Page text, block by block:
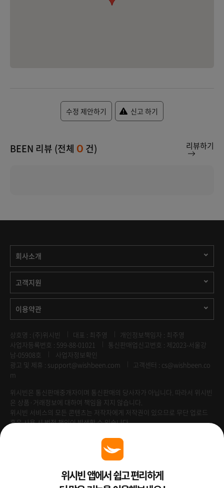
수정 제안하기 신고 하기
BEEN 리뷰 (전체 0 건) 리뷰하기
회사소개
고객지원
이용약관
상호명 : (주)위시빈 대표 : 최주영
개인정보책임자 : 최주영
사업자등록번호 : 599-88-01021
통신판매업신고번호 : 제2023-서울강
남-05908호
사업자정보확인
광고 및 제휴 : support@wishbeen.com
고객센터 : cs@wishbeen.co
m
위시빈은 통신판매중개자이며 통신판매의 당사자가 아닙니다. 따라서 위시빈
은 상품·거래정보에 대하여 책임을 지지 않습니다.
위시빈 서비스의 모든 콘텐츠는 저작자에게 저작권이 있으므로 무단 업로드
혹은 사용 시 법적 책임이 발생할 수 있습니다.
Venture Enterprise위시빈 앱에서 쉽고 편리하게